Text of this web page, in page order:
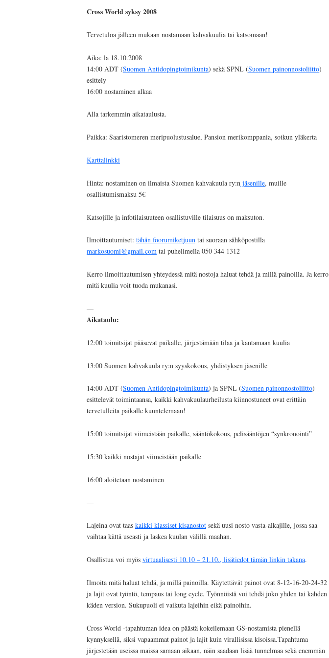
Cross World syksy 2008
Tervetuloa jälleen mukaan nostamaan kahvakuulia tai katsomaan!
Aika: la 18.10.2008
14:00 ADT (Suomen Antidopingtoimikunta) sekä SPNL (Suomen painonnostoliitto)
esittely
16:00 nostaminen alkaa
Alla tarkemmin aikataulusta.
Paikka: Saaristomeren meripuolustusalue, Pansion merikomppania, sotkun yläkerta
Karttalinkki
Hinta: nostaminen on ilmaista Suomen kahvakuula ry:n jäsenille, muille
osallistumismaksu 5€
Katsojille ja infotilaisuuteen osallistuville tilaisuus on maksuton.
Ilmoittautumiset: tähän foorumiketjuun tai suoraan sähköpostilla
markosuomi@gmail.com tai puhelimella 050 344 1312
Kerro ilmoittautumisen yhteydessä mitä nostoja haluat tehdä ja millä painoilla. Ja kerro
mitä kuulia voit tuoda mukanasi.
—
Aikataulu:
12:00 toimitsijat pääsevat paikalle, järjestämään tilaa ja kantamaan kuulia
13:00 Suomen kahvakuula ry:n syyskokous, yhdistyksen jäsenille
14:00 ADT (Suomen Antidopingtoimikunta) ja SPNL (Suomen painonnostoliitto)
esittelevät toimintaansa, kaikki kahvakuulaurheilusta kiinnostuneet ovat erittäin
tervetulleita paikalle kuuntelemaan!
15:00 toimitsijat viimeistään paikalle, sääntökokous, pelisääntöjen “synkronointi”
15:30 kaikki nostajat viimeistään paikalle
16:00 aloitetaan nostaminen
—
Lajeina ovat taas kaikki klassiset kisanostot sekä uusi nosto vasta-alkajille, jossa saa
vaihtaa kättä useasti ja laskea kuulan välillä maahan.
Osallistua voi myös virtuaalisesti 10.10 – 21.10., lisätiedot tämän linkin takana.
Ilmoita mitä haluat tehdä, ja millä painoilla. Käytettävät painot ovat 8-12-16-20-24-32
ja lajit ovat työntö, tempaus tai long cycle. Työnnöistä voi tehdä joko yhden tai kahden
käden version. Sukupuoli ei vaikuta lajeihin eikä painoihin.
Cross World -tapahtuman idea on päästä kokeilemaan GS-nostamista pienellä
kynnyksellä, siksi vapaammat painot ja lajit kuin virallisissa kisoissa.Tapahtuma
järjestetään useissa maissa samaan aikaan, näin saadaan lisää tunnelmaa sekä enemmän